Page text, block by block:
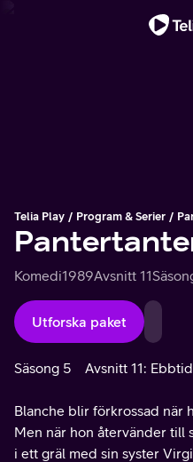
Telia Play Program & Serier
Komedi1989Avsnitt 11
Utforska paket
Säsong 5 Avsnitt 11:
Blanche blir förkrossad när
Men när hon återvänder till
i ett gräl med sin syster